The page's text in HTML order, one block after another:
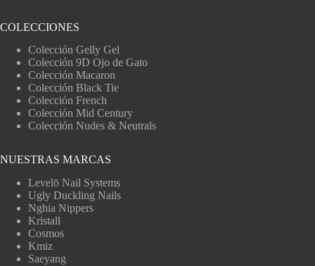
COLECCIONES
Colección Gelly Gel
Colección 9D Ojo de Gato
Colección Macaron
Colección Black Tie
Colección French
Colección Mid Century
Colección Nudes & Neutrals
NUESTRAS MARCAS
Levelō Nail Systems
Ugly Duckling Nails
Nghia Nippers
Kristall
Cosmos
Kmiz
Saeyang